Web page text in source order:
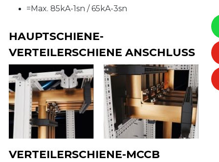
=Max. 85kA-1sn / 65kA-3sn
HAUPTSCHIENE-
VERTEILERSCHIENE ANSCHLUSS
VERTEILERSCHIENE-MCCB